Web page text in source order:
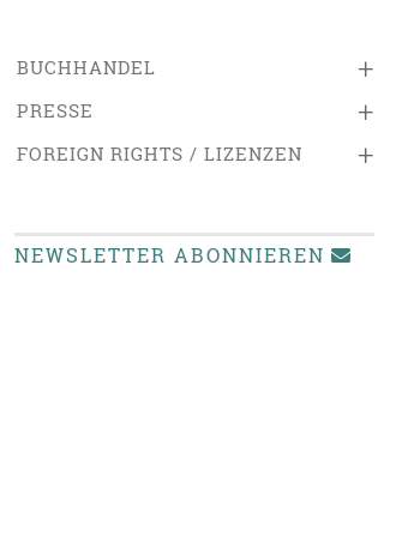
+
BUCHHANDEL
+
PRESSE
+
FOREIGN RIGHTS / LIZENZEN
NEWSLETTER ABONNIEREN